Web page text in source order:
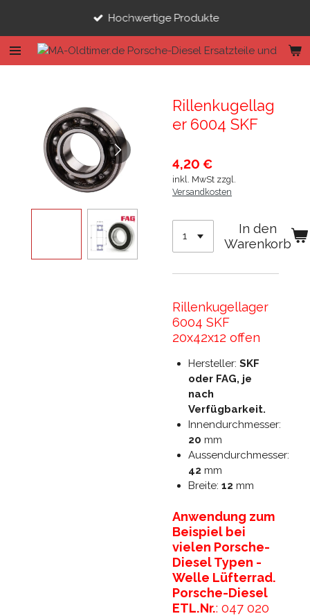
springen
Hochwertige Produkte
Rillenkugellag
er 6004 SKF
4,20 €
inkl. MwSt zzgl.
Versandkosten
In den
Warenkorb
Rillenkugellager
6004 SKF
20x42x12 offen
Hersteller: SKF
oder FAG, je
nach
Verfügbarkeit.
Innendurchmesser:
20 mm
Aussendurchmesser:
42 mm
Breite: 12 mm
Anwendung zum
Beispiel bei
vielen Porsche-
Diesel Typen -
Welle Lüfterrad.
Porsche-Diesel
ETL.Nr.: 047 020